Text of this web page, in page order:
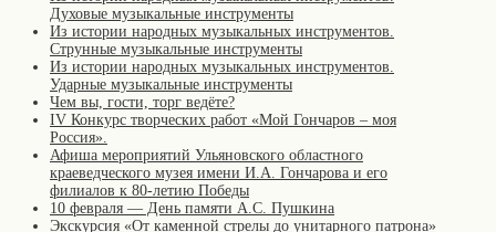
Духовые музыкальные инструменты
Из истории народных музыкальных инструментов.
Струнные музыкальные инструменты
Из истории народных музыкальных инструментов.
Ударные музыкальные инструменты
Чем вы, гости, торг ведёте?
IV Конкурс творческих работ «Мой Гончаров – моя
Россия».
Афиша мероприятий Ульяновского областного
краеведческого музея имени И.А. Гончарова и его
филиалов к 80-летию Победы
10 февраля — День памяти А.С. Пушкина
Экскурсия «От каменной стрелы до унитарного патрона»